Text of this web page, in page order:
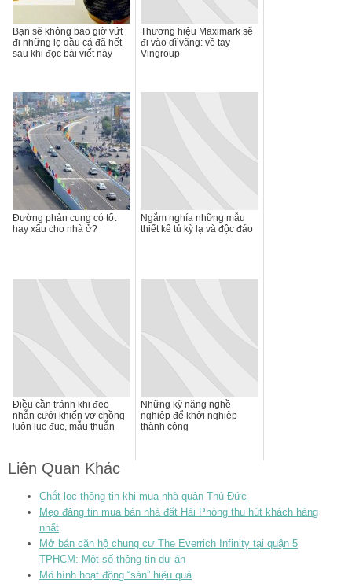
Bạn sẽ không bao giờ vứt
đi những lọ dầu cá đã hết
sau khi đọc bài viết này
Thương hiệu Maximark sẽ
đi vào dĩ vãng: về tay
Vingroup
Đường phản cung có tốt
hay xấu cho nhà ở?
Ngắm nghía những mẫu
thiết kế tủ kỳ lạ và độc đáo
Điều cần tránh khi đeo
nhẫn cưới khiến vợ chồng
luôn lục đục, mẫu thuẫn
Những kỹ năng nghề
nghiệp để khởi nghiệp
thành công
Liên Quan Khác
Chắt lọc thông tin khi mua nhà quận Thủ Đức
Mẹo đăng tin mua bán nhà đất Hải Phòng thu hút khách hàng
nhất
Mở bán căn hộ chung cư The Everrich Infinity tại quận 5
TPHCM: Một số thông tin dự án
Mô hình hoạt động “sàn” hiệu quả